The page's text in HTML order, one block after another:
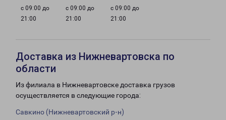
с 09:00 до
21:00
с 09:00 до
21:00
с 09:00 до
21:00
Доставка из Нижневартовска по
области
Из филиала в Нижневартовске доставка грузов
осуществляется в следующие города:
Савкино (Нижневартовский р-н)